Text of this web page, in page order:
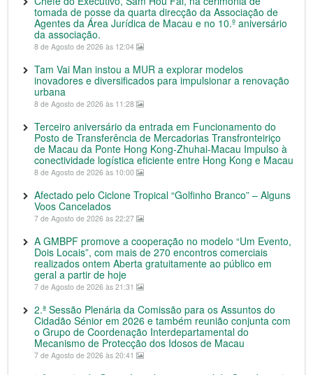
tomada de posse da quarta direcção da Associação de
Agentes da Área Jurídica de Macau e no 10.º aniversário
da associação.
8 de Agosto de 2026 às 12:04
Tam Vai Man instou a MUR a explorar modelos
inovadores e diversificados para impulsionar a renovação
urbana
8 de Agosto de 2026 às 11:28
Terceiro aniversário da entrada em Funcionamento do
Posto de Transferência de Mercadorias Transfronteiriço
de Macau da Ponte Hong Kong-Zhuhai-Macau Impulso à
conectividade logística eficiente entre Hong Kong e Macau
8 de Agosto de 2026 às 10:00
Afectado pelo Ciclone Tropical “Golfinho Branco” – Alguns
Voos Cancelados
7 de Agosto de 2026 às 22:27
A GMBPF promove a cooperação no modelo “Um Evento,
Dois Locais”, com mais de 270 encontros comerciais
realizados ontem Aberta gratuitamente ao público em
geral a partir de hoje
7 de Agosto de 2026 às 21:31
2.ª Sessão Plenária da Comissão para os Assuntos do
Cidadão Sénior em 2026 e também reunião conjunta com
o Grupo de Coordenação Interdepartamental do
Mecanismo de Protecção dos Idosos de Macau
7 de Agosto de 2026 às 20:41